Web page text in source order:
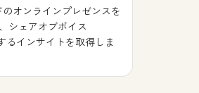
オンラインプレゼンスを
シェアオブボイス
るインサイトを取得しま